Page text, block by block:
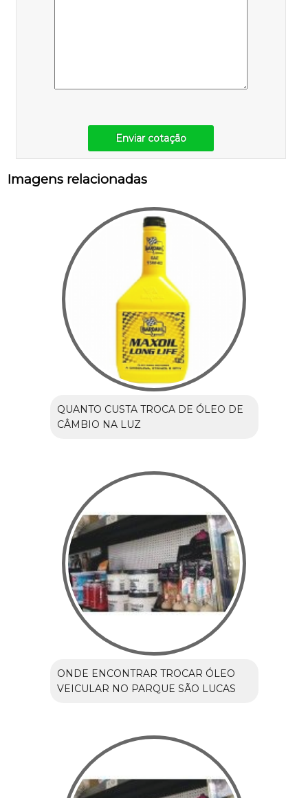
Enviar cotação
Imagens relacionadas
QUANTO CUSTA TROCA DE ÓLEO DE
CÂMBIO NA LUZ
ONDE ENCONTRAR TROCAR ÓLEO
VEICULAR NO PARQUE SÃO LUCAS